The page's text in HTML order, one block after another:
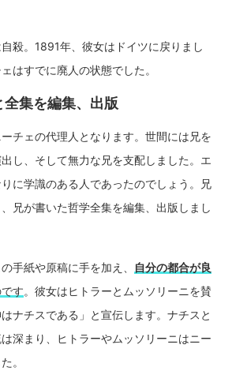
殺。1891年、彼女はドイツに戻りまし
はすでに廃人の状態でした。
集を編集、出版
チェの代理人となります。世間には兄を
し、そして無力な兄を支配しました。エ
に学識のある人であったのでしょう。兄
兄が書いた哲学全集を編集、出版しまし
手紙や原稿に手を加え、
自分の都合が良
す。彼女はヒトラーとムッソリーニを賛
ナチスである」と宣伝します。ナチスと
深まり、ヒトラーやムッソリーニはニー
。